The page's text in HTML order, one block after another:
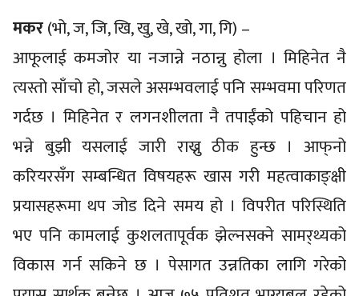
मकर(भो, ज, जि, खि, खु, खे, खो, गा, गि) –
आफूलाई कमजोर या नजान्ने नठान्नु होला । मिहिनेत नै
त्यस्तो साँचो हो, जसले असम्भवलाई पनि सम्भवमा परिणत
गर्दछ । मिहिनेत र लगनशीलता नै तपाईंको पहिचान हो
भन्ने बुझी यसलाई जारी राख्नु ठीक हुन्छ । आफ्‌नो
करियरसँग सम्बन्धित विषयहरू खास गरी महत्वाकाङ्क्षी
प्रयासहरूमा थप जोड दिने समय हो । विपरीत परिस्थिति
भए पनि कामलाई कुशलतापूर्वक झेल्नसक्ने सामर्‌थ्यको
विकास गर्न सकिने छ । पेसागत उन्नतिका लागि गरेको